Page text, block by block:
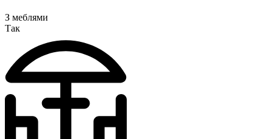
З меблями
Так